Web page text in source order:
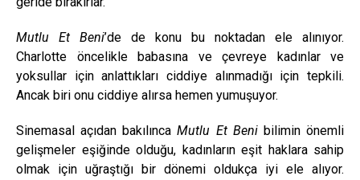
Mutlu Et Beni’de de konu bu noktadan ele alınıyor.
Charlotte öncelikle babasına ve çevreye kadınlar ve
yoksullar için anlattıkları ciddiye alınmadığı için tepkili.
Ancak biri onu ciddiye alırsa hemen yumuşuyor.
Sinemasal açıdan bakılıncaMutlu Et Benibilimin önemli
gelişmeler eşiğinde olduğu, kadınların eşit haklara sahip
olmak için uğraştığı bir dönemi oldukça iyi ele alıyor.